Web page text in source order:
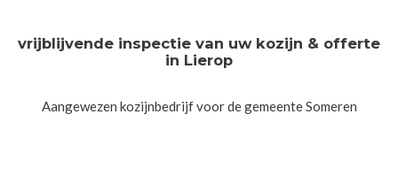
vrijblijvende inspectie van uw kozijn & offerte
in Lierop
Aangewezen kozijnbedrijf voor de gemeente Someren